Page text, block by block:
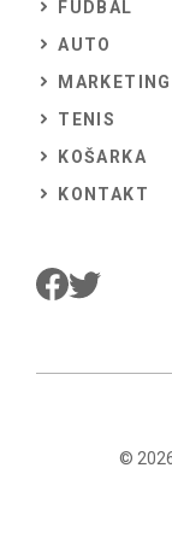
FUDBAL
AUTO
MARKETING
TENIS
KOŠARKA
KONTAKT
©